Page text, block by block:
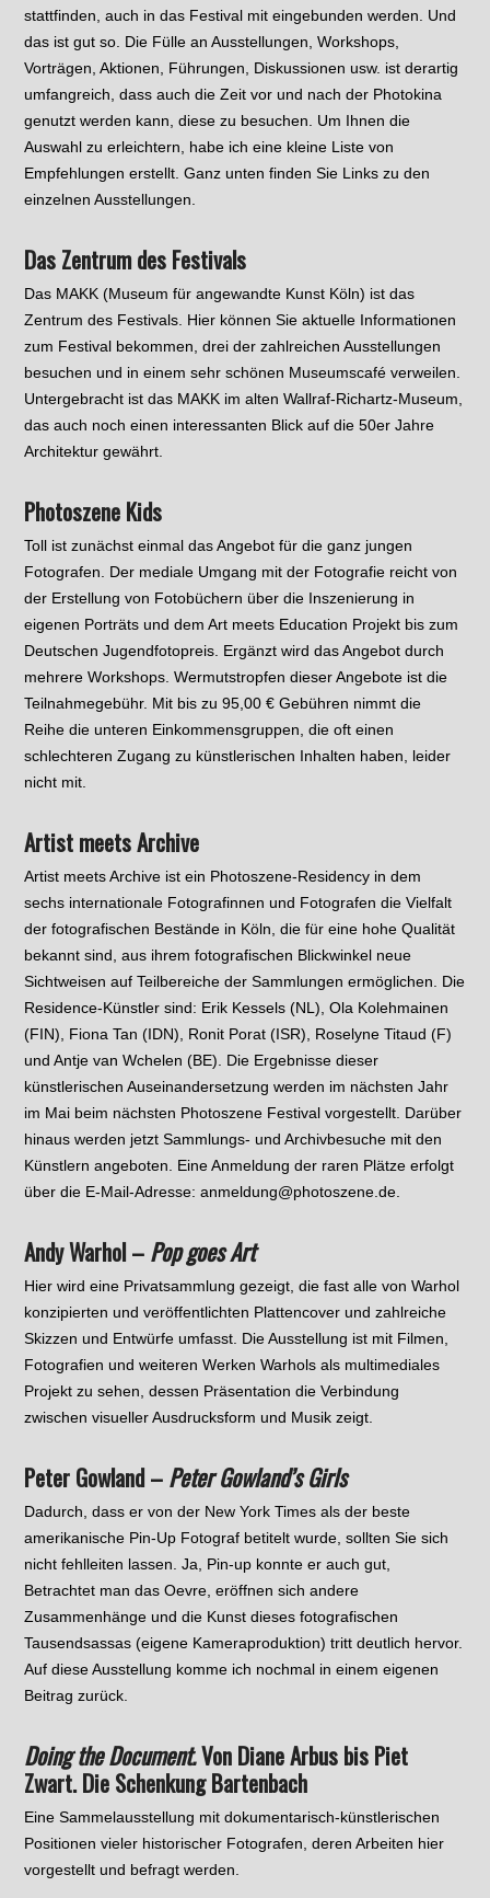
stattfinden, auch in das Festival mit eingebunden werden. Und
das ist gut so. Die Fülle an Ausstellungen, Workshops,
Vorträgen, Aktionen, Führungen, Diskussionen usw. ist derartig
umfangreich, dass auch die Zeit vor und nach der Photokina
genutzt werden kann, diese zu besuchen. Um Ihnen die
Auswahl zu erleichtern, habe ich eine kleine Liste von
Empfehlungen erstellt. Ganz unten finden Sie Links zu den
einzelnen Ausstellungen.
Das Zentrum des Festivals
Das MAKK (Museum für angewandte Kunst Köln) ist das
Zentrum des Festivals. Hier können Sie aktuelle Informationen
zum Festival bekommen, drei der zahlreichen Ausstellungen
besuchen und in einem sehr schönen Museumscafé verweilen.
Untergebracht ist das MAKK im alten Wallraf-Richartz-Museum,
das auch noch einen interessanten Blick auf die 50er Jahre
Architektur gewährt.
Photoszene Kids
Toll ist zunächst einmal das Angebot für die ganz jungen
Fotografen. Der mediale Umgang mit der Fotografie reicht von
der Erstellung von Fotobüchern über die Inszenierung in
eigenen Porträts und dem Art meets Education Projekt bis zum
Deutschen Jugendfotopreis. Ergänzt wird das Angebot durch
mehrere Workshops. Wermutstropfen dieser Angebote ist die
Teilnahmegebühr. Mit bis zu 95,00 € Gebühren nimmt die
Reihe die unteren Einkommensgruppen, die oft einen
schlechteren Zugang zu künstlerischen Inhalten haben, leider
nicht mit.
Artist meets Archive
Artist meets Archive ist ein Photoszene-Residency in dem
sechs internationale Fotografinnen und Fotografen die Vielfalt
der fotografischen Bestände in Köln, die für eine hohe Qualität
bekannt sind, aus ihrem fotografischen Blickwinkel neue
Sichtweisen auf Teilbereiche der Sammlungen ermöglichen. Die
Residence-Künstler sind: Erik Kessels (NL), Ola Kolehmainen
(FIN), Fiona Tan (IDN), Ronit Porat (ISR), Roselyne Titaud (F)
und Antje van Wchelen (BE). Die Ergebnisse dieser
künstlerischen Auseinandersetzung werden im nächsten Jahr
im Mai beim nächsten Photoszene Festival vorgestellt. Darüber
hinaus werden jetzt Sammlungs- und Archivbesuche mit den
Künstlern angeboten. Eine Anmeldung der raren Plätze erfolgt
über die E-Mail-Adresse: anmeldung@photoszene.de.
Andy Warhol –Pop goes Art
Hier wird eine Privatsammlung gezeigt, die fast alle von Warhol
konzipierten und veröffentlichten Plattencover und zahlreiche
Skizzen und Entwürfe umfasst. Die Ausstellung ist mit Filmen,
Fotografien und weiteren Werken Warhols als multimediales
Projekt zu sehen, dessen Präsentation die Verbindung
zwischen visueller Ausdrucksform und Musik zeigt.
Peter Gowland –Peter Gowland’s Girls
Dadurch, dass er von der New York Times als der beste
amerikanische Pin-Up Fotograf betitelt wurde, sollten Sie sich
nicht fehlleiten lassen. Ja, Pin-up konnte er auch gut,
Betrachtet man das Oevre, eröffnen sich andere
Zusammenhänge und die Kunst dieses fotografischen
Tausendsassas (eigene Kameraproduktion) tritt deutlich hervor.
Auf diese Ausstellung komme ich nochmal in einem eigenen
Beitrag zurück.
Doing the Document.Von Diane Arbus bis Piet
Zwart. Die Schenkung Bartenbach
Eine Sammelausstellung mit dokumentarisch-künstlerischen
Positionen vieler historischer Fotografen, deren Arbeiten hier
vorgestellt und befragt werden.